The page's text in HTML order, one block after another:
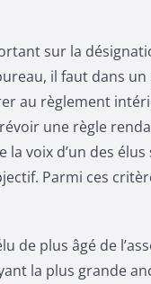
sur la
il faut dans
au règlement
une règle
voix d’un des élus
Parmi ces
de plus âgé de
la plus grande